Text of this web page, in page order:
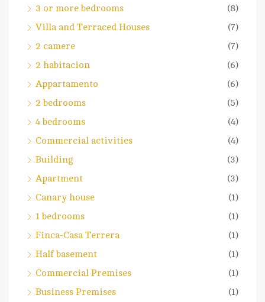
3 or more bedrooms
(8)
Villa and Terraced Houses
(7)
2 camere
(7)
2 habitacion
(6)
Appartamento
(6)
2 bedrooms
(5)
4 bedrooms
(4)
Commercial activities
(4)
Building
(3)
Apartment
(3)
Canary house
(1)
1 bedrooms
(1)
Finca-Casa Terrera
(1)
Half basement
(1)
Commercial Premises
(1)
Business Premises
(1)